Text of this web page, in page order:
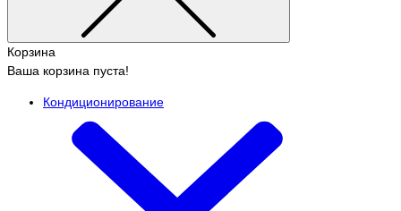
Корзина
Ваша корзина пуста!
Кондиционирование